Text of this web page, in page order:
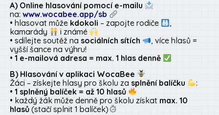
A) Online hlasování pomocí e-mailu
na: www.wocabee.app/sb
• hlasovat může kdokoli – zapojte rodiče
,
kamarády
i známé
• sdílejte soutěž na sociálních sítích
, více hlasů =
vyšší šance na výhru!
• 1 e-mailová adresa = max. 1 hlas denně
B) Hlasování v aplikaci WocaBee
Žáci – získejte hlasy pro školu za splnění balíčku
:
• 1 splněný balíček = až 10 hlasů
• každý žák může denně pro školu získat max. 10
hlasů (stačí splnit 1 balíček)